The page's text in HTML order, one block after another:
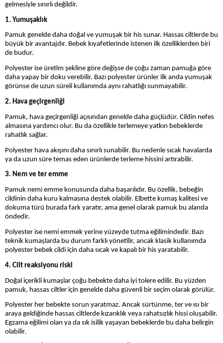
gelmesiyle sınırlı değildir.
1. Yumuşaklık
Pamuk genelde daha doğal ve yumuşak bir his sunar. Hassas ciltlerde bu
büyük bir avantajdır. Bebek kıyafetlerinde istenen ilk özelliklerden biri
de budur.
Polyester ise üretim şekline göre değişse de çoğu zaman pamuğa göre
daha yapay bir doku verebilir. Bazı polyester ürünler ilk anda yumuşak
görünse de uzun süreli kullanımda aynı rahatlığı sunmayabilir.
2. Hava geçirgenliği
Pamuk, hava geçirgenliği açısından genelde daha güçlüdür. Cildin nefes
almasına yardımcı olur. Bu da özellikle terlemeye yatkın bebeklerde
rahatlık sağlar.
Polyester hava akışını daha sınırlı sunabilir. Bu nedenle sıcak havalarda
ya da uzun süre temas eden ürünlerde terleme hissini artırabilir.
3. Nem ve ter emme
Pamuk nemi emme konusunda daha başarılıdır. Bu özellik, bebeğin
cildinin daha kuru kalmasına destek olabilir. Elbette kumaş kalitesi ve
dokuma türü burada fark yaratır, ama genel olarak pamuk bu alanda
öndedir.
Polyester ise nemi emmek yerine yüzeyde tutma eğilimindedir. Bazı
teknik kumaşlarda bu durum farklı yönetilir, ancak klasik kullanımda
polyester bebek cildi için daha sıcak ve kapalı bir his yaratabilir.
4. Cilt reaksiyonu riski
Doğal içerikli kumaşlar çoğu bebekte daha iyi tolere edilir. Bu yüzden
pamuk, hassas ciltler için genelde daha güvenli bir seçim olarak görülür.
Polyester her bebekte sorun yaratmaz. Ancak sürtünme, ter ve ısı bir
araya geldiğinde hassas ciltlerde kızarıklık veya rahatsızlık hissi oluşabilir.
Egzama eğilimi olan ya da sık isilik yaşayan bebeklerde bu daha belirgin
olabilir.